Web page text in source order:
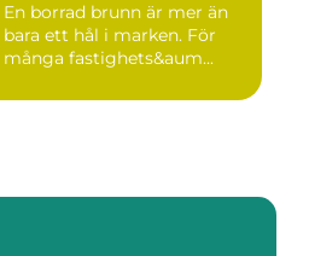
En borrad brunn är mer än
bara ett hål i marken. För
många fastighets&aum...